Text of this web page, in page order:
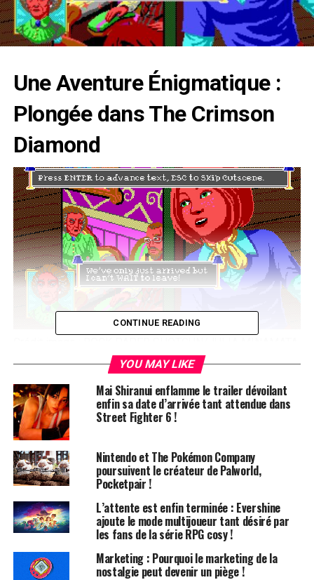
Une Aventure Énigmatique :
Plongée dans The Crimson
Diamond
Un Retour aux Sources des Jeux
d’Aventure
The Crimson Diamond se présente comme un véritable
esthétique en pixel art 2D et une palette de couleurs
limitée, il évoque les jeux EGA d’antan. Le contrôle se
qui pourrait rebuter certains joueurs modernes. Malgré
son intrigue captivante, mêlant trahison, meurtre et
pourrait être un obstacle pour ceux qui ne sont pas
CONTINUE READING
YOU MAY LIKE
Mai Shiranui enflamme le trailer dévoilant
enfin sa date d’arrivée tant attendue dans
Street Fighter 6 !
Nintendo et The Pokémon Company
poursuivent le créateur de Palworld,
Pocketpair !
L’attente est enfin terminée : Evershine
ajoute le mode multijoueur tant désiré par
les fans de la série RPG cosy !
Marketing : Pourquoi le marketing de la
nostalgie peut devenir un piège !